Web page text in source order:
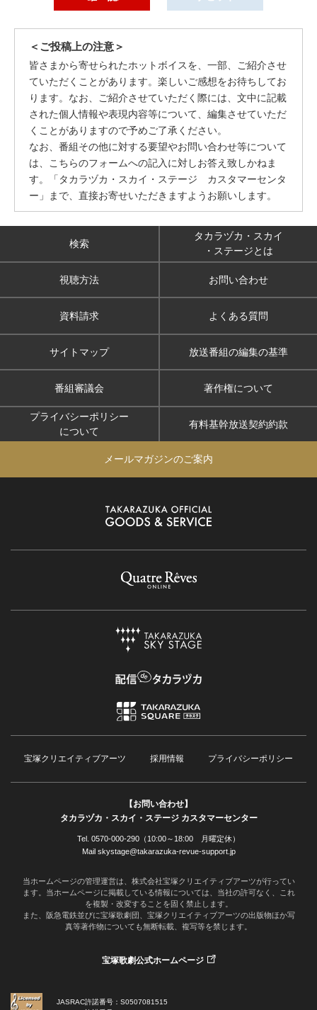
＜ご投稿上の注意＞
皆さまから寄せられたホットボイスを、一部、ご紹介させ
ていただくことがあります。楽しいご感想をお待ちしてお
ります。なお、ご紹介させていただく際には、文中に記載
された個人情報や表現内容等について、編集させていただ
くことがありますので予めご了承ください。
なお、番組その他に対する要望やお問い合わせ等について
は、こちらのフォームへの記入に対しお答え致しかねま
す。「タカラヅカ・スカイ・ステージ カスタマーセンタ
ー」まで、直接お寄せいただきますようお願いします。
検索
タカラヅカ・スカイ
・ステージとは
視聴方法 お問い合わせ
資料請求 よくある質問
サイトマップ 放送番組の編集の基準
番組審議会 著作権について
プライバシーポリシー
について
有料基幹放送契約約款
メールマガジンのご案内
宝塚クリエイティブアーツ 採用情報 プライバシーポリシー
【お問い合わせ】
タカラヅカ・スカイ・ステージ カスタマーセンター
Tel. 0570-000-290（10:00～18:00 月曜定休）
Mail skystage@takarazuka-revue-support.jp
当ホームページの管理運営は、株式会社宝塚クリエイティブアーツが行ってい
ます。当ホームページに掲載している情報については、当社の許可なく、これ
を複製・改変することを固く禁止します。
また、阪急電鉄並びに宝塚歌劇団、宝塚クリエイティブアーツの出版物ほか写
真等著作物についても無断転載、複写等を禁じます。
宝塚歌劇公式ホームページ
JASRAC許諾番号：S0507081515